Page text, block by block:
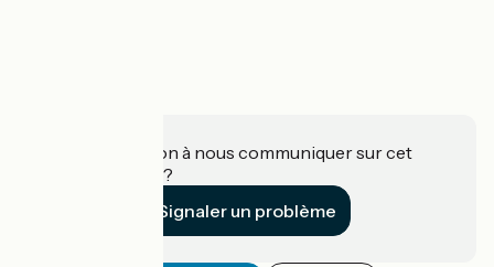
Une information à nous communiquer sur cet
établissement ?
Signaler un problème